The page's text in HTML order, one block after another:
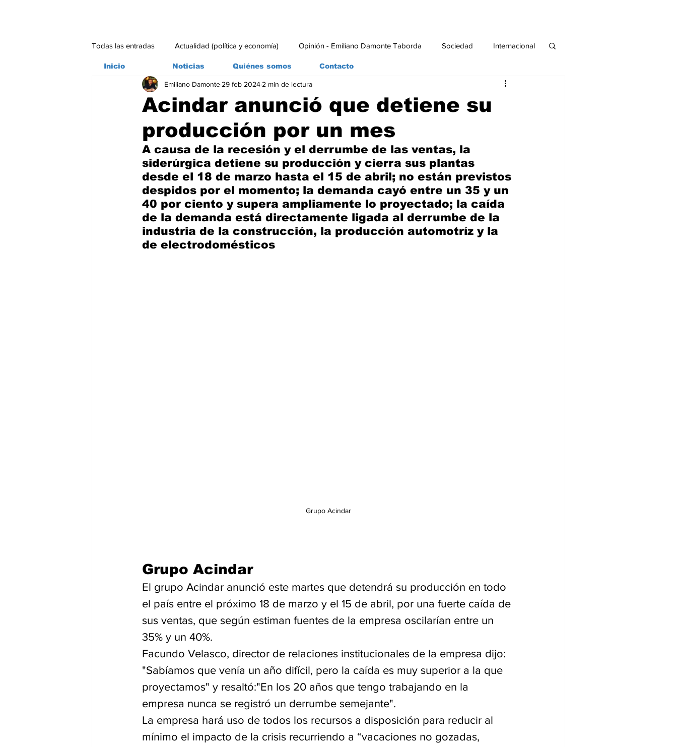
Todas las entradas Actualidad (política y economía) Opinión - Emiliano Damonte Taborda Sociedad Internacional
Ambiente Editorial Economía y Producción
Acindar anunció que detiene su
producción por un mes
Emiliano Damonte 29 feb 2024 2 min de lectura
A causa de la recesión y el derrumbe de las ventas, la
siderúrgica detiene su producción y cierra sus plantas
desde el 18 de marzo hasta el 15 de abril; no están previstos
despidos por el momento; la demanda cayó entre un 35 y un
40 por ciento y supera ampliamente lo proyectado; la caída
de la demanda está directamente ligada al derrumbe de la
industria de la construcción, la producción automotríz y la
de electrodomésticos
Grupo Acindar
Grupo Acindar
El grupo Acindar anunció este martes que detendrá su producción en todo
el país entre el próximo 18 de marzo y el 15 de abril, por una fuerte caída de
sus ventas, que según estiman fuentes de la empresa oscilarían entre un
35% y un 40%.
Facundo Velasco, director de relaciones institucionales de la empresa dijo:
"Sabíamos que venía un año difícil, pero la caída es muy superior a la que
proyectamos" y resaltó:"En los 20 años que tengo trabajando en la
empresa nunca se registró un derrumbe semejante".
La empresa hará uso de todos los recursos a disposición para reducir al
mínimo el impacto de la crisis recurriendo a “vacaciones no gozadas,
Inicio Noticias Quiénes somos Contacto